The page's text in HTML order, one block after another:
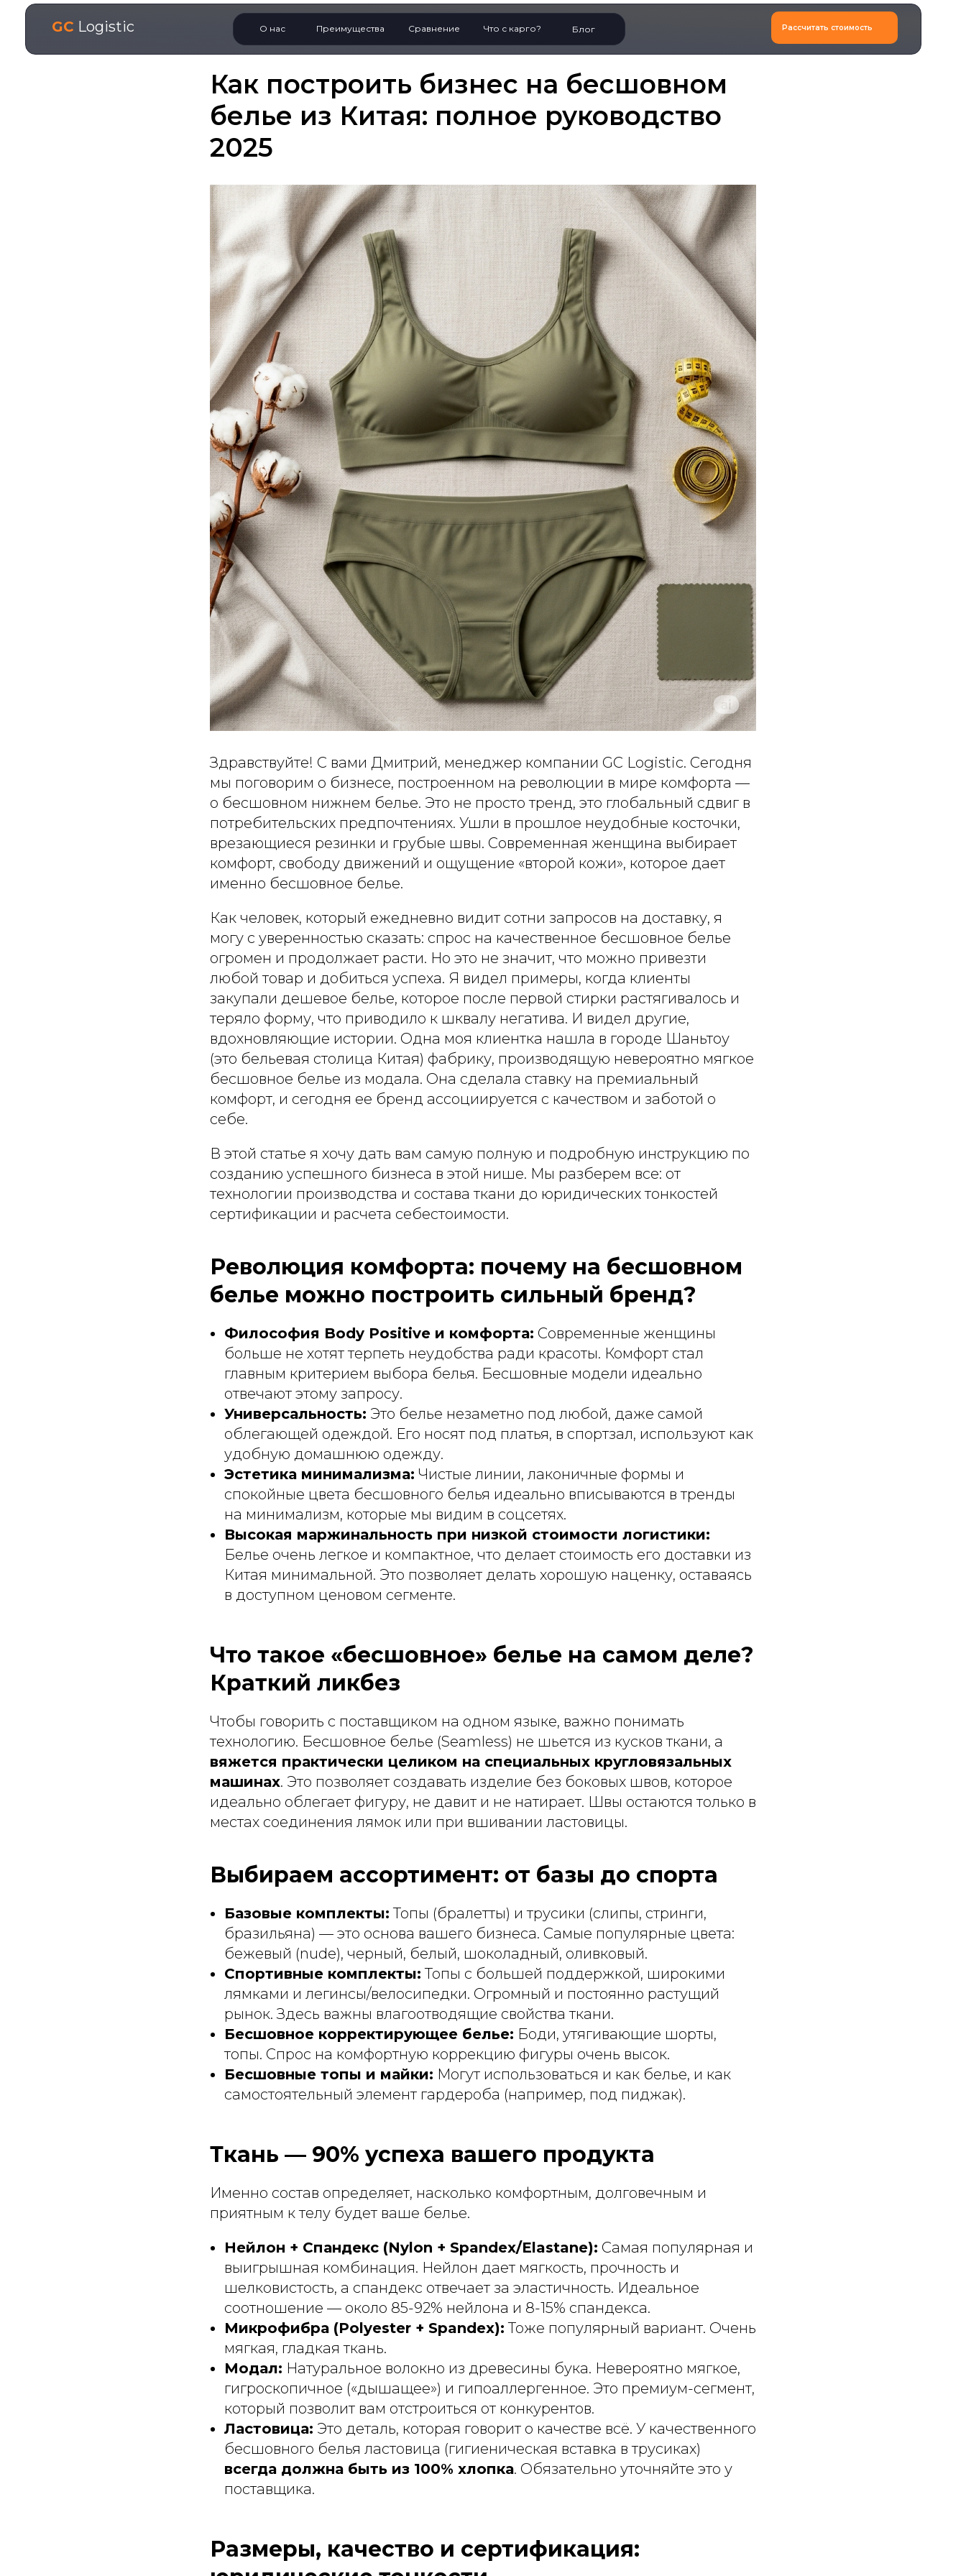
GC Logistic Рассчитать стоимость
О нас Преимущества Сравнение Что с карго? Блог
Как построить бизнес на бесшовном
белье из Китая: полное руководство
2025
Здравствуйте! С вами Дмитрий, менеджер компании GC Logistic. Сегодня
мы поговорим о бизнесе, построенном на революции в мире комфорта —
о бесшовном нижнем белье. Это не просто тренд, это глобальный сдвиг в
потребительских предпочтениях. Ушли в прошлое неудобные косточки,
врезающиеся резинки и грубые швы. Современная женщина выбирает
комфорт, свободу движений и ощущение «второй кожи», которое дает
именно бесшовное белье.
Как человек, который ежедневно видит сотни запросов на доставку, я
могу с уверенностью сказать: спрос на качественное бесшовное белье
огромен и продолжает расти. Но это не значит, что можно привезти
любой товар и добиться успеха. Я видел примеры, когда клиенты
закупали дешевое белье, которое после первой стирки растягивалось и
теряло форму, что приводило к шквалу негатива. И видел другие,
вдохновляющие истории. Одна моя клиентка нашла в городе Шаньтоу
(это бельевая столица Китая) фабрику, производящую невероятно мягкое
бесшовное белье из модала. Она сделала ставку на премиальный
комфорт, и сегодня ее бренд ассоциируется с качеством и заботой о
себе.
В этой статье я хочу дать вам самую полную и подробную инструкцию по
созданию успешного бизнеса в этой нише. Мы разберем все: от
технологии производства и состава ткани до юридических тонкостей
сертификации и расчета себестоимости.
Революция комфорта: почему на бесшовном
белье можно построить сильный бренд?
Философия Body Positive и комфорта: Современные женщины
больше не хотят терпеть неудобства ради красоты. Комфорт стал
главным критерием выбора белья. Бесшовные модели идеально
отвечают этому запросу.
Универсальность: Это белье незаметно под любой, даже самой
облегающей одеждой. Его носят под платья, в спортзал, используют как
удобную домашнюю одежду.
Эстетика минимализма: Чистые линии, лаконичные формы и
спокойные цвета бесшовного белья идеально вписываются в тренды
на минимализм, которые мы видим в соцсетях.
Высокая маржинальность при низкой стоимости логистики:
Белье очень легкое и компактное, что делает стоимость его доставки из
Китая минимальной. Это позволяет делать хорошую наценку, оставаясь
в доступном ценовом сегменте.
Что такое «бесшовное» белье на самом деле?
Краткий ликбез
Чтобы говорить с поставщиком на одном языке, важно понимать
технологию. Бесшовное белье (Seamless) не шьется из кусков ткани, а
вяжется практически целиком на специальных кругловязальных
машинах. Это позволяет создавать изделие без боковых швов, которое
идеально облегает фигуру, не давит и не натирает. Швы остаются только в
местах соединения лямок или при вшивании ластовицы.
Выбираем ассортимент: от базы до спорта
Базовые комплекты: Топы (бралетты) и трусики (слипы, стринги,
бразильяна) — это основа вашего бизнеса. Самые популярные цвета:
бежевый (nude), черный, белый, шоколадный, оливковый.
Спортивные комплекты: Топы с большей поддержкой, широкими
лямками и легинсы/велосипедки. Огромный и постоянно растущий
рынок. Здесь важны влагоотводящие свойства ткани.
Бесшовное корректирующее белье: Боди, утягивающие шорты,
топы. Спрос на комфортную коррекцию фигуры очень высок.
Бесшовные топы и майки: Могут использоваться и как белье, и как
самостоятельный элемент гардероба (например, под пиджак).
Ткань — 90% успеха вашего продукта
Именно состав определяет, насколько комфортным, долговечным и
приятным к телу будет ваше белье.
Нейлон + Спандекс (Nylon + Spandex/Elastane): Самая популярная и
выигрышная комбинация. Нейлон дает мягкость, прочность и
шелковистость, а спандекс отвечает за эластичность. Идеальное
соотношение — около 85-92% нейлона и 8-15% спандекса.
Микрофибра (Polyester + Spandex): Тоже популярный вариант. Очень
мягкая, гладкая ткань.
Модал: Натуральное волокно из древесины бука. Невероятно мягкое,
гигроскопичное («дышащее») и гипоаллергенное. Это премиум-сегмент,
который позволит вам отстроиться от конкурентов.
Ластовица: Это деталь, которая говорит о качестве всё. У качественного
бесшовного белья ластовица (гигиеническая вставка в трусиках)
всегда должна быть из 100% хлопка. Обязательно уточняйте это у
поставщика.
Размеры, качество и сертификация: